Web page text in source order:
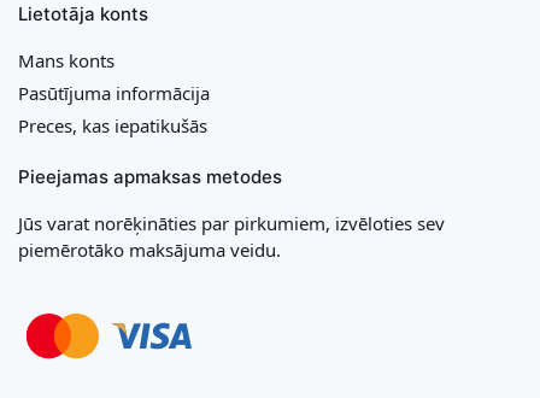
Lietotāja konts
Mans konts
Pasūtījuma informācija
Preces, kas iepatikušās
Pieejamas apmaksas metodes
Jūs varat norēķināties par pirkumiem, izvēloties sev
piemērotāko maksājuma veidu.